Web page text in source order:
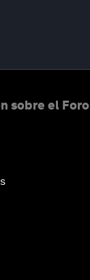
sobre el Foro